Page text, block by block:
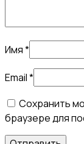
Имя*
Email*
Сохранить
браузере для